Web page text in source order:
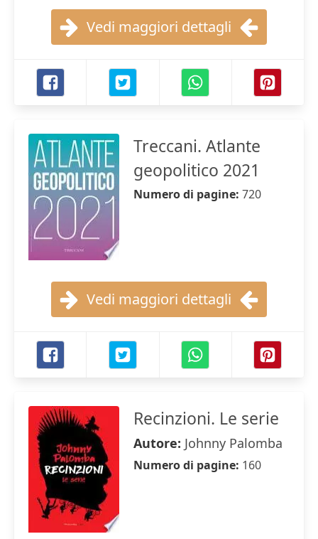
Vedi maggiori dettagli
Treccani. Atlante
geopolitico 2021
Numero di pagine: 720
Vedi maggiori dettagli
Recinzioni. Le serie
Autore: Johnny Palomba
Numero di pagine: 160